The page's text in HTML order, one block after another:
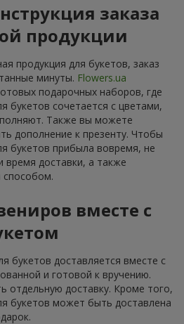
заказа
продукции
продукция для букетов, заказ
минуты. Flowers.ua
подарочных наборов, где
букетов сочетается с цветами,
Также вы можете
дополнение к презенту. Чтобы
букетов прибыла вовремя, не
время доставки, а также
способом.
вместе с
букетов доставляется вместе с
и готовой к вручению.
отдельную доставку. Кроме того,
букетов может быть доставлена